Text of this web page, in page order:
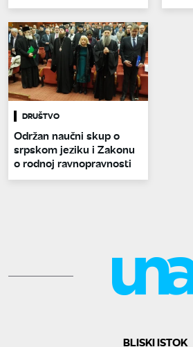
DRUŠTVO
Održan naučni skup o
srpskom jeziku i Zakonu
o rodnoj ravnopravnosti
BLISKI ISTOK